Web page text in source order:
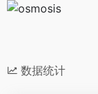
数据统计